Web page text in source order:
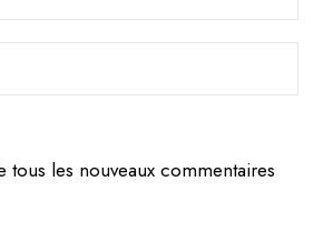
tous les nouveaux commentaires